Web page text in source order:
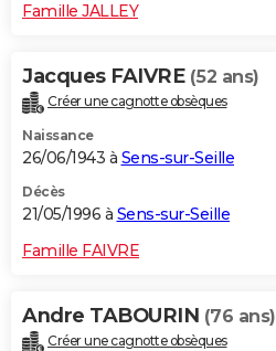
Famille JALLEY
Jacques FAIVRE (52 ans)
Créer une cagnotte obsèques
Naissance
26/06/1943 à Sens-sur-Seille
Décès
21/05/1996 à Sens-sur-Seille
Famille FAIVRE
Andre TABOURIN (76 ans)
Créer une cagnotte obsèques